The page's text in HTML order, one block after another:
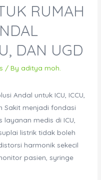
RUMAH
DAN UGD
/ Byaditya moh.
Andal untuk ICU, ICCU,
Sakit menjadi fondasi
medis di ICU,
listrik tidak boleh
harmonik sekecil
pasien, syringe